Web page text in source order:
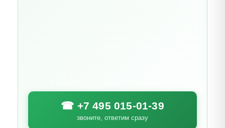
☎ +7 495 015-01-39
звоните, ответим сразу